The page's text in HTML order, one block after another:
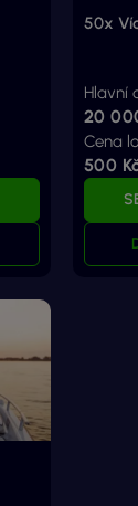
50x
Hlavní
20
Cena
500